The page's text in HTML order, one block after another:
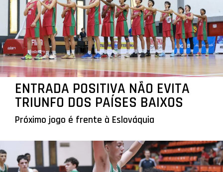
ENTRADA POSITIVA NÃO EVITA
TRIUNFO DOS PAÍSES BAIXOS
Próximo jogo é frente à Eslováquia